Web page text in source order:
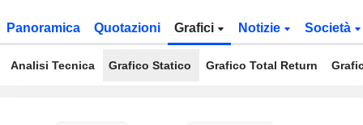
Panoramica Quotazioni Grafici Notizie Società
Analisi Tecnica Grafico Statico Grafico Total Return